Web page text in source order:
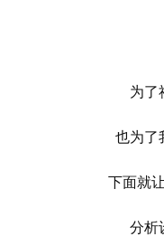
为了
也为了
下面就
分析